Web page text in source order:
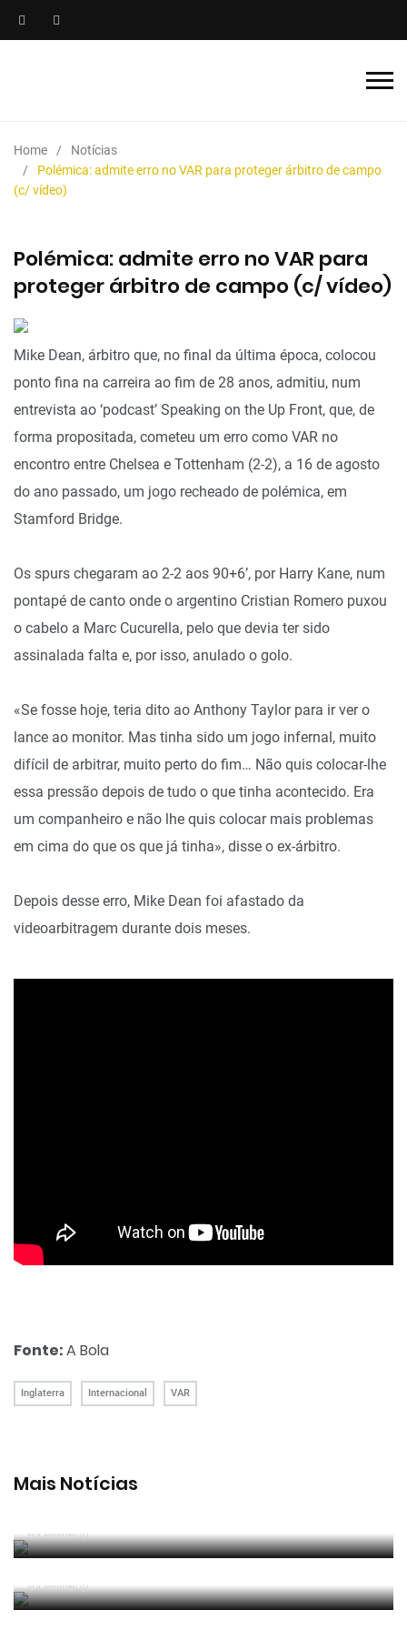
Home
Notícias
Polémica: admite erro no VAR para proteger árbitro de campo
(c/ vídeo)
Polémica: admite erro no VAR para
proteger árbitro de campo (c/ vídeo)
Mike Dean, árbitro que, no final da última época, colocou
ponto fina na carreira ao fim de 28 anos, admitiu, num
entrevista ao ‘podcast’ Speaking on the Up Front, que, de
forma propositada, cometeu um erro como VAR no
encontro entre Chelsea e Tottenham (2-2), a 16 de agosto
do ano passado, um jogo recheado de polémica, em
Stamford Bridge.
Os spurs chegaram ao 2-2 aos 90+6’, por Harry Kane, num
pontapé de canto onde o argentino Cristian Romero puxou
o cabelo a Marc Cucurella, pelo que devia ter sido
assinalada falta e, por isso, anulado o golo.
«Se fosse hoje, teria dito ao Anthony Taylor para ir ver o
lance ao monitor. Mas tinha sido um jogo infernal, muito
difícil de arbitrar, muito perto do fim… Não quis colocar-lhe
essa pressão depois de tudo o que tinha acontecido. Era
um companheiro e não lhe quis colocar mais problemas
em cima do que os que já tinha», disse o ex-árbitro.
Depois desse erro, Mike Dean foi afastado da
videoarbitragem durante dois meses.
Fonte:A Bola
Inglaterra Internacional VAR
Mais Notícias
Por RefereeTip
João Pinheiro nomeado pela FIFA para o Mundial
Por RefereeTip
APAF espera que câmaras corporais possam